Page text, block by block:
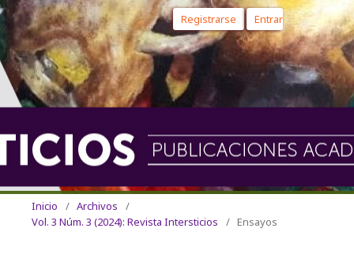
Registrarse Entrar
Inicio / Archivos
/
Vol. 3 Núm. 3 (2024): Revista Intersticios
/ Ensayos